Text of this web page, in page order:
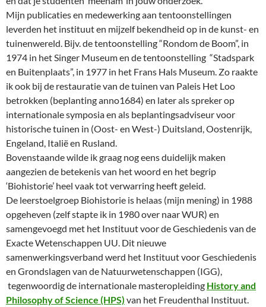
Mijn publicaties en medewerking aan tentoonstellingen
leverden het instituut en mijzelf bekendheid op in de kunst- en
tuinenwereld. Bijv. de tentoonstelling “Rondom de Boom”, in
1974 in het Singer Museum en de tentoonstelling “Stadspark
en Buitenplaats”, in 1977 in het Frans Hals Museum. Zo raakte
ik ook bij de restauratie van de tuinen van Paleis Het Loo
betrokken (beplanting anno1684) en later als spreker op
internationale symposia en als beplantingsadviseur voor
historische tuinen in (Oost- en West-) Duitsland, Oostenrijk,
Engeland, Italië en Rusland.
Bovenstaande wilde ik graag nog eens duidelijk maken
aangezien de betekenis van het woord en het begrip
‘Biohistorie’ heel vaak tot verwarring heeft geleid.
De leerstoelgroep Biohistorie is helaas (mijn mening) in 1988
opgeheven (zelf stapte ik in 1980 over naar WUR) en
samengevoegd met het Instituut voor de Geschiedenis van de
Exacte Wetenschappen UU. Dit nieuwe
samenwerkingsverband werd het Instituut voor Geschiedenis
en Grondslagen van de Natuurwetenschappen (IGG),
tegenwoordig de internationale masteropleiding History and
Philosophy of Science (HPS) van het Freudenthal Instituut.